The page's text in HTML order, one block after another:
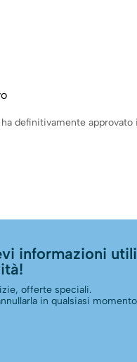
definitivamente approvato
informazioni
offerte speciali.
in qualsiasi